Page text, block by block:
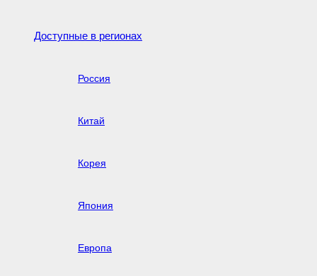
Доступные в регионах
Россия
Китай
Корея
Япония
Европа